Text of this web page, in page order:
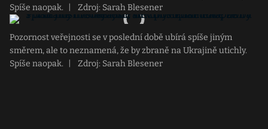
Spíše naopak.
Zdroj: Sarah Blesener
Pozornost veřejnosti se v poslední době ubírá spíše jiným
směrem, ale to neznamená, že by zbraně na Ukrajině utichly.
Spíše naopak.
Zdroj: Sarah Blesener